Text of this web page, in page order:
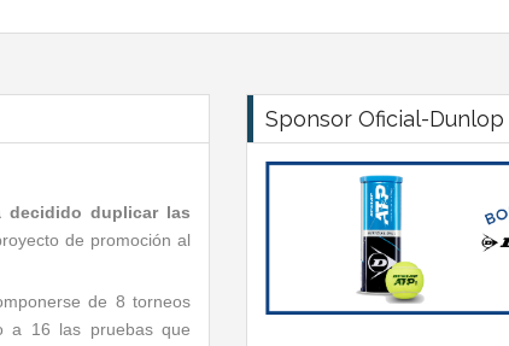
decidido duplicar las
de promoción al
de 8 torneos
a 16 las pruebas que
Sponsor Oficial-Dunlop